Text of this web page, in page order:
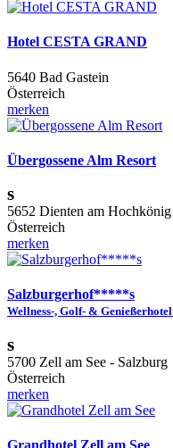
Hotel CESTA GRAND
5640 Bad Gastein
Österreich
merken
Übergossene Alm Resort
s
5652 Dienten am Hochkönig
Österreich
merken
Salzburgerhof*****s
Wellness-, Golf- & Genießerhotel
s
5700 Zell am See - Salzburg
Österreich
merken
Grandhotel Zell am See